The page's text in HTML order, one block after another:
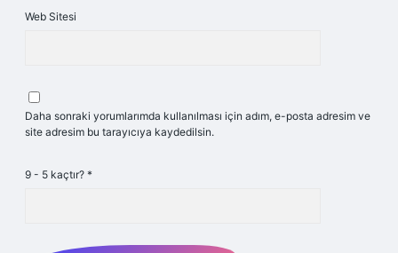
Web Sitesi
Daha sonraki yorumlarımda kullanılması için adım, e-posta adresim ve
site adresim bu tarayıcıya kaydedilsin.
9 - 5 kaçtır? *